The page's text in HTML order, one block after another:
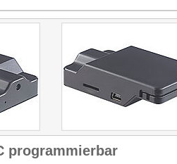
programmierbar